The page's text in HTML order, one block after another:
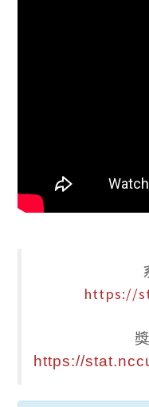
https://
https://